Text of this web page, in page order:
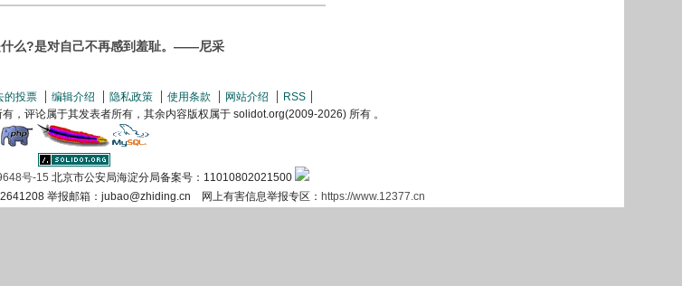
什么?是对自己不再感到羞耻。——尼采
的投票 编辑介绍 隐私政策 使用条款 网站介绍
RSS
，评论属于其发表者所有，其余内容版权属于 solidot.org(2009-2026) 所有 。
号-15 北京市公安局海淀分局备案号：11010802021500
举报邮箱：jubao@zhiding.cn 网上有害信息举报专区： https://www.12377.cn